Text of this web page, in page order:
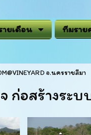
ยเดือน ทีมราย
จ.นครราชสีมา
ก่อสร้างระ